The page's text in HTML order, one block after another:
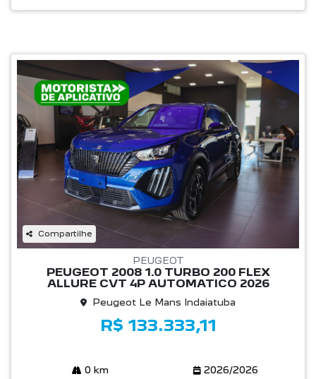
Compartilhe
PEUGEOT
PEUGEOT 2008 1.0 TURBO 200 FLEX
ALLURE CVT 4P AUTOMATICO 2026
Peugeot Le Mans Indaiatuba
R$ 133.333,11
0 km 2026/2026